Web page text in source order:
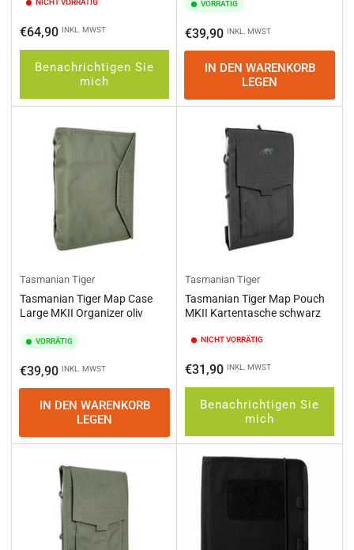
NICHT VORRÄTIG
Normaler
Preis
€64,90 INKL. MWST
Benachrichtigen Sie
mich
VORRÄTIG
Normaler
Preis
€39,90 INKL. MWST
IN DEN WARENKORB
LEGEN
Tasmanian Tiger
Tasmanian Tiger Map Case
Large MKII Organizer oliv
VORRÄTIG
Normaler
Preis
€39,90 INKL. MWST
IN DEN WARENKORB
LEGEN
Tasmanian Tiger
Tasmanian Tiger Map Pouch
MKII Kartentasche schwarz
NICHT VORRÄTIG
Normaler
Preis
€31,90 INKL. MWST
Benachrichtigen Sie
mich